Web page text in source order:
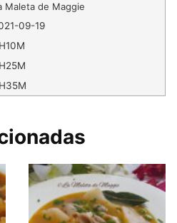
Maleta de Maggie
09-19